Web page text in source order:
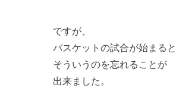
ですが、
バスケットの試合が始まると
そういうのを忘れることが
出来ました。